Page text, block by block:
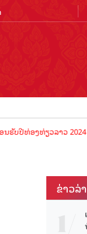
ອງທ່ຽວລາວ 2024 ປະຊ
ຂ່າວ​ລ່